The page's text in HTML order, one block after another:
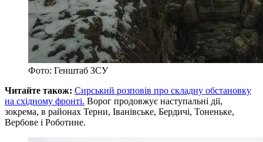
Фото: Генштаб ЗСУ
Читайте також: Сирський розповів про складну обстановку
на східному фронті. Ворог продовжує наступальні дії,
зокрема, в районах Терни, Іванівське, Бердичі, Тоненьке,
Вербове і Роботине.